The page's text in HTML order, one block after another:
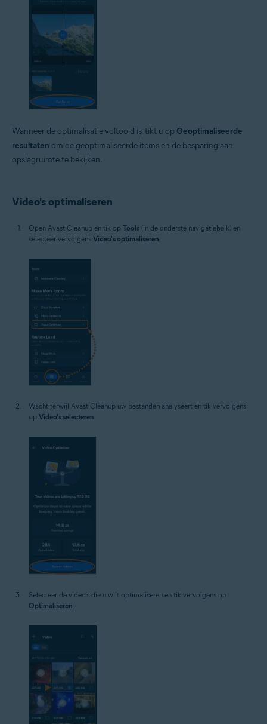
Wanneer de optimalisatie voltooid is, tikt u op Geoptimaliseerde
resultaten om de geoptimaliseerde items en de besparing aan
opslagruimte te bekijken.
Video's optimaliseren
Open Avast Cleanup en tik op Tools (in de onderste navigatiebalk) en
selecteer vervolgens Video's optimaliseren
Wacht terwijl Avast Cleanup uw bestanden analyseert en tik vervolgens
op Video's selecteren
Selecteer de video's die u wilt optimaliseren en tik vervolgens op
Optimaliseren